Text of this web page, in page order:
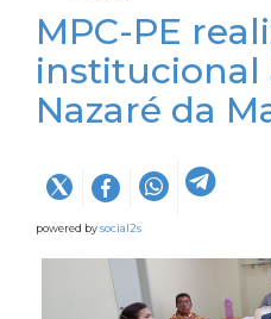
MPC-PE
institucional
Nazaré da
powered bysocial2s